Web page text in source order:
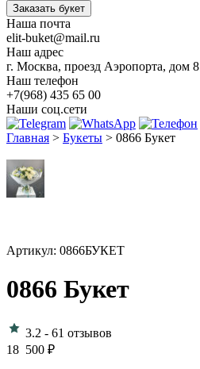
Заказать букет
Наша почта
elit-buket@mail.ru
Наш адрес
г. Москва, проезд Аэропорта, дом 8
Наш телефон
+7(968) 435 65 00
Наши соц.сети
Главная > Букеты > 0866 Букет
Артикул: 0866БУКЕТ
0866 Букет
3.2 - 61 отзывов
18 500 ₽